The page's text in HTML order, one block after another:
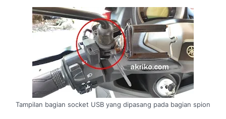
Tampilan bagian socket USB yang dipasang pada bagian spion